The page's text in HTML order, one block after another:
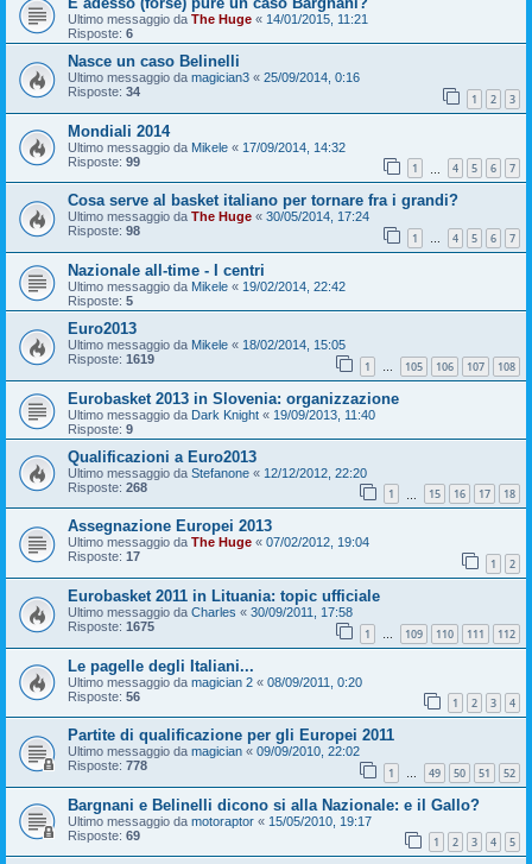
Ultimo messaggio da The Huge « 14/01/2015, 11:21
Risposte: 6
Nasce un caso Belinelli
Ultimo messaggio da magician3 « 25/09/2014, 0:16
Risposte: 34 1 2 3
Mondiali 2014
Ultimo messaggio da Mikele « 17/09/2014, 14:32
Risposte: 99 1 4 5 6 7
Cosa serve al basket italiano per tornare fra i grandi?
Ultimo messaggio da The Huge « 30/05/2014, 17:24
Risposte: 98 1 … 4 5 6 7
Nazionale all-time - I centri
Ultimo messaggio da Mikele « 19/02/2014, 22:42
Risposte: 5
Euro2013
Ultimo messaggio da Mikele « 18/02/2014, 15:05
Risposte: 1619 1 … 105 106 107 108
Eurobasket 2013 in Slovenia: organizzazione
Ultimo messaggio da Dark Knight « 19/09/2013, 11:40
Risposte: 9
Qualificazioni a Euro2013
Ultimo messaggio da Stefanone « 12/12/2012, 22:20
Risposte: 268 1 15 16 17 18
Assegnazione Europei 2013
Ultimo messaggio da The Huge « 07/02/2012, 19:04
Risposte: 17 1 2
Eurobasket 2011 in Lituania: topic ufficiale
Ultimo messaggio da Charles « 30/09/2011, 17:58
Risposte: 1675 1 109 110 111 112
Le pagelle degli Italiani...
Ultimo messaggio da magician 2 « 08/09/2011, 0:20
Risposte: 56 1 2 3 4
Partite di qualificazione per gli Europei 2011
Ultimo messaggio da magician « 09/09/2010, 22:02
Risposte: 778 1 … 49 50 51 52
Bargnani e Belinelli dicono si alla Nazionale: e il Gallo?
Ultimo messaggio da motoraptor « 15/05/2010, 19:17
Risposte: 69 1 2 3 4 5